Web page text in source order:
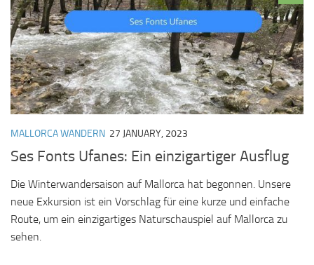
MALLORCA WANDERN 27 JANUARY, 2023
Ses Fonts Ufanes: Ein einzigartiger Ausflug
Die Winterwandersaison auf Mallorca hat begonnen. Unsere
neue Exkursion ist ein Vorschlag für eine kurze und einfache
Route, um ein einzigartiges Naturschauspiel auf Mallorca zu
sehen.